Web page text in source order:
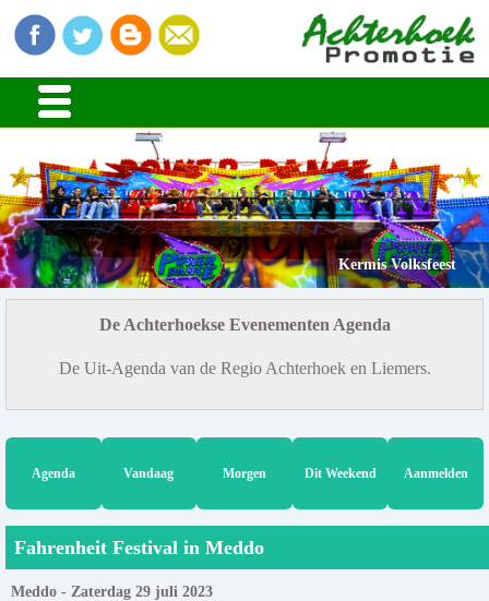
Kermis Volksfeest
De Achterhoekse Evenementen Agenda
De Uit-Agenda van de Regio Achterhoek en Liemers.
Agenda Vandaag Morgen Dit Weekend Aanmelden
Fahrenheit Festival in Meddo
Meddo - Zaterdag 29 juli 2023